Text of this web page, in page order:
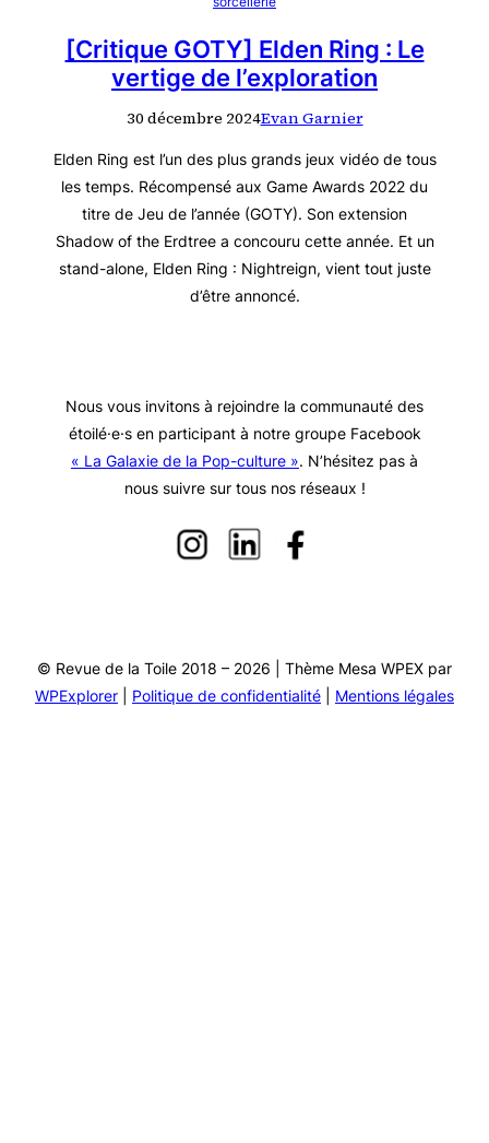
[Critique GOTY] Elden Ring : Le
vertige de l’exploration
30 décembre 2024Evan Garnier
Elden Ring est l’un des plus grands jeux vidéo de tous
les temps. Récompensé aux Game Awards 2022 du
titre de Jeu de l’année (GOTY). Son extension
Shadow of the Erdtree a concouru cette année. Et un
stand-alone, Elden Ring : Nightreign, vient tout juste
d’être annoncé.
Nous vous invitons à rejoindre la communauté des
étoilé·e·s en participant à notre groupe Facebook
« La Galaxie de la Pop-culture ». N’hésitez pas à
nous suivre sur tous nos réseaux !
© Revue de la Toile 2018 – 2026 | Thème Mesa WPEX par
WPExplorer
Politique de confidentialité Mentions légales